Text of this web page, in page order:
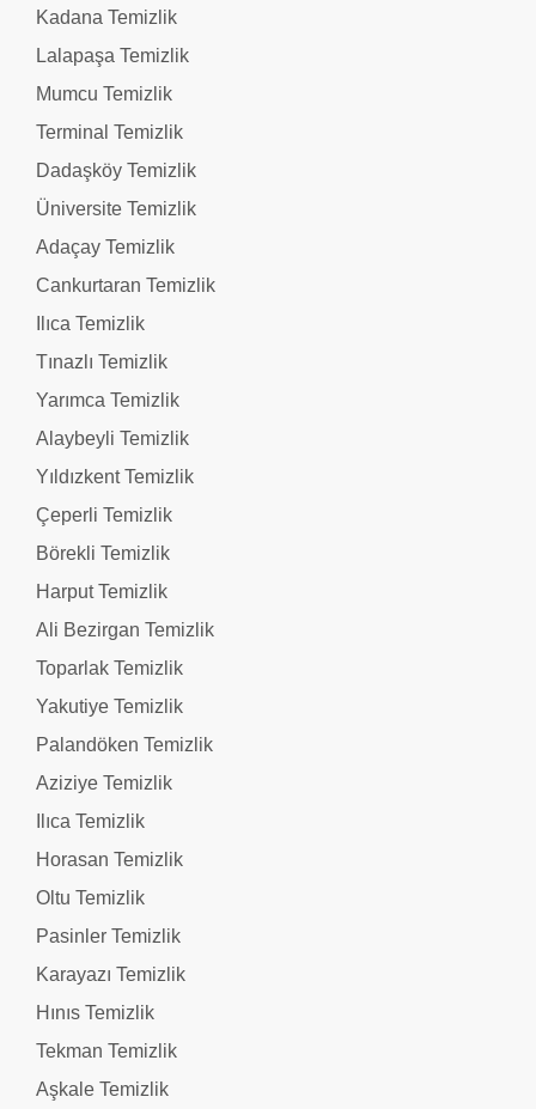
Kadana Temizlik
Lalapaşa Temizlik
Mumcu Temizlik
Terminal Temizlik
Dadaşköy Temizlik
Üniversite Temizlik
Adaçay Temizlik
Cankurtaran Temizlik
Ilıca Temizlik
Tınazlı Temizlik
Yarımca Temizlik
Alaybeyli Temizlik
Yıldızkent Temizlik
Çeperli Temizlik
Börekli Temizlik
Harput Temizlik
Ali Bezirgan Temizlik
Toparlak Temizlik
Yakutiye Temizlik
Palandöken Temizlik
Aziziye Temizlik
Ilıca Temizlik
Horasan Temizlik
Oltu Temizlik
Pasinler Temizlik
Karayazı Temizlik
Hınıs Temizlik
Tekman Temizlik
Aşkale Temizlik